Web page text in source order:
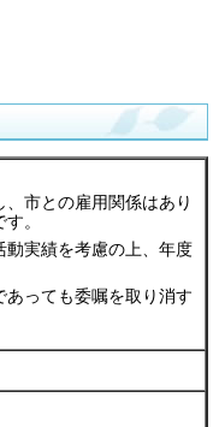
市との雇用関係はあり
。
動実績を考慮の上、年度
あっても委嘱を取り消す